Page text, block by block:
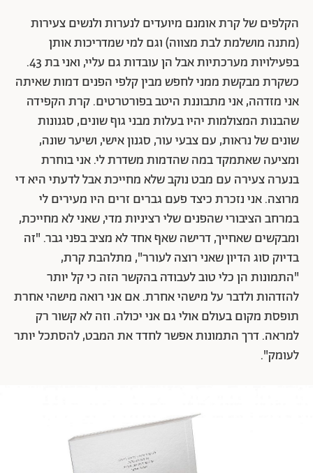
הקלפים של קרת אומנם מיועדים לנערות ולנשים צעירות
(מתנה מושלמת לבת מצווה) וגם למי שמדריכות אותן
בפעילויות מערכתיות אבל הן עובדות גם עליי, ואני בת 43.
כשקרת מבקשת ממני לחפש מבין קלפי הפנים דמות שאיתה
אני מזדהה, אני מתבוננת היטב בפורטרטים. קרת הקפידה
שהבנות המצולמות יהיו בעלות מבני גוף שונים, סגנונות
שונים של נראות, עם צבעי עור, סגנון אישי, ושיער שונה,
ומציעה שאתמקד במה שהדמות משדרת לי. אני בוחרת
בנערה צעירה עם מבט נוקב שלא מחייכת אבל לדעתי היא די
מרוצה. אני נזכרת כיצד פעם גברים זרים היו מעירים לי
במרחב הציבורי שהפנים שלי רציניות מדי, שאני לא מחייכת,
ומבקשים שאחייך, דרישה שאף אחד לא מציב בפני גבר. "זה
בדיוק סוג הדיון שאני רוצה לעורר", מתלהבת קרת,
"התמונות הן כלי טוב לעבודה בהקשר הזה כי קל יותר
להזדהות ולדבר על מישהי אחרת. אם אני רואה מישהי אחרת
תופסת מקום בעולם אולי גם אני יכולה. וזה לא קשור רק
למראה. דרך התמונות אפשר לחדד את המבט, להסתכל יותר
לעומק".